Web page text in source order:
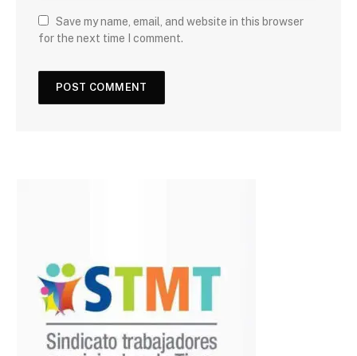
Save my name, email, and website in this browser
for the next time I comment.